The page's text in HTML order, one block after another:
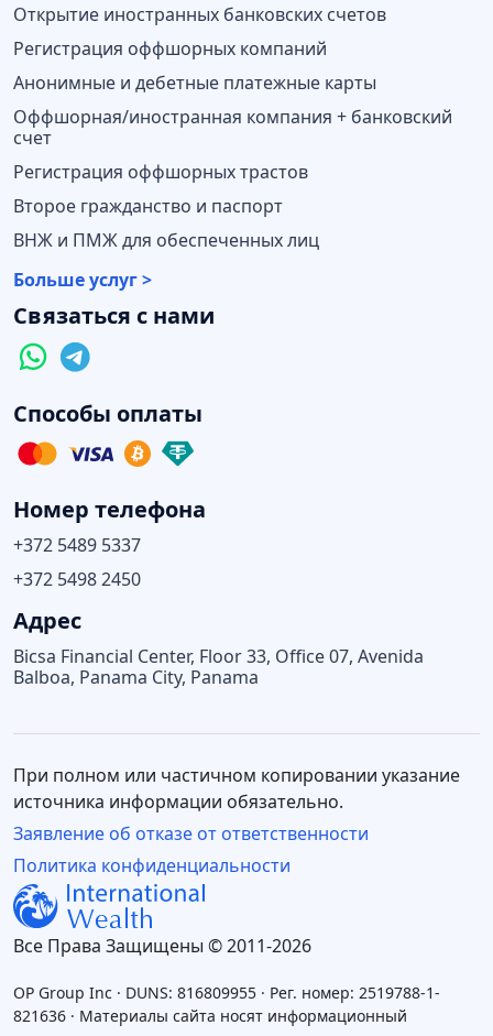
Открытие иностранных банковских счетов
Регистрация оффшорных компаний
Анонимные и дебетные платежные карты
Оффшорная/иностранная компания + банковский
счет
Регистрация оффшорных трастов
Второе гражданство и паспорт
ВНЖ и ПМЖ для обеспеченных лиц
Больше услуг >
Связаться с нами
Способы оплаты
Номер телефона
+372 5489 5337
+372 5498 2450
Адрес
Bicsa Financial Center, Floor 33, Office 07, Avenida
Balboa, Panama City, Panama
Все Права Защищены © 2011-2026
Политика конфиденциальности
При полном или частичном копировании указание
источника информации обязательно.
Заявление об отказе от ответственности
OP Group Inc · DUNS: 816809955 · Рег. номер: 2519788-1-
821636 · Материалы сайта носят информационный